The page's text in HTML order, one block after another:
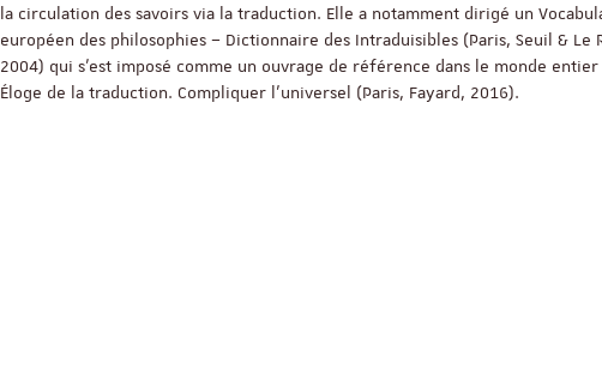
la circulation des savoirs via la traduction. Elle a notamment dirigé un
européen des philosophies – Dictionnaire des Intraduisibles (Paris, Seuil & Le
2004) qui s’est imposé comme un ouvrage de référence dans le monde
Éloge de la traduction. Compliquer l’universel (Paris, Fayard, 2016).